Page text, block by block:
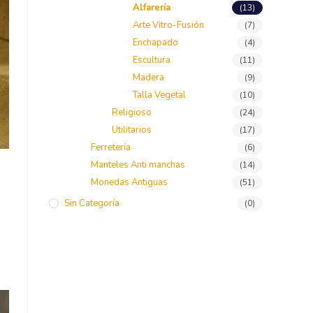
Alfarería (13)
Arte Vitro-Fusión (7)
Enchapado (4)
Escultura (11)
Madera (9)
Talla Vegetal (10)
Religioso (24)
Utilitarios (17)
Ferretería (6)
Manteles Anti manchas (14)
Monedas Antiguas (51)
Sin Categoría (0)